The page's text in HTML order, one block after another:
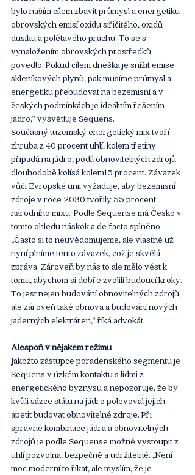
bylo naším cílem zbavit průmysl a energetiku
obrovských emisí oxidu siřičitého, oxidů
dusíku a polétavého prachu. To se s
vynaložením obrovských prostředků
povedlo. Pokud cílem dneška je snížit emise
skleníkových plynů, pak musíme průmysl a
energetiku přebudovat na bezemisní a v
českých podmínkách je ideálním řešením
jádro,“ vysvětluje Sequens.
Současný tuzemský energetický mix tvoří
zhruba z 40 procent uhlí, kolem třetiny
připadá na jádro, podíl obnovitelných zdrojů
dlouhodobě kolísá kolem15 procent. Závazek
vůči Evropské unii vyžaduje, aby bezemisní
zdroje v roce 2030 tvořily 55 procent
národního mixu. Podle Sequense má Česko v
tomto ohledu náskok a de facto splněno.
„Často si to neuvědomujeme, ale vlastně už
nyní plníme tento závazek, což je skvělá
zpráva. Zároveň by nás to ale mělo vést k
tomu, abychom si dobře zvolili budoucí kroky.
To jest nejen budování obnovitelných zdrojů,
ale zároveň také obnova a budování nových
jaderných elektráren,“ říká advokát.
Alespoň v nějakém režimu
Jakožto zástupce poradenského segmentu je
Sequens v úzkém kontaktu s lidmi z
energetického byznysu a nepozoruje, že by
kvůli sázce státu na jádro polevoval jejich
apetit budovat obnovitelné zdroje. Při
správné kombinace jádra a obnovitelných
zdrojů je podle Sequense možné vystoupit z
uhlí pozvolna, bezpečně a udržitelně. „Není
moc moderní to říkat, ale myslím, že je